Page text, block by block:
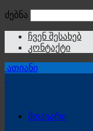
ძებნა
ჩვენ შესახებ
კონტაქტი
ათიანი
მთავარი